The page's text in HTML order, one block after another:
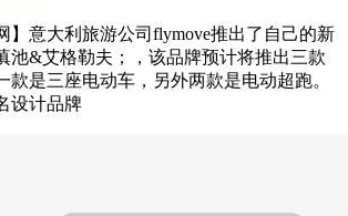
】意大利旅游公司flymove推出了自己的新
池&艾格勒夫；，该品牌预计将推出三款
款是三座电动车，另外两款是电动超跑。
设计品牌